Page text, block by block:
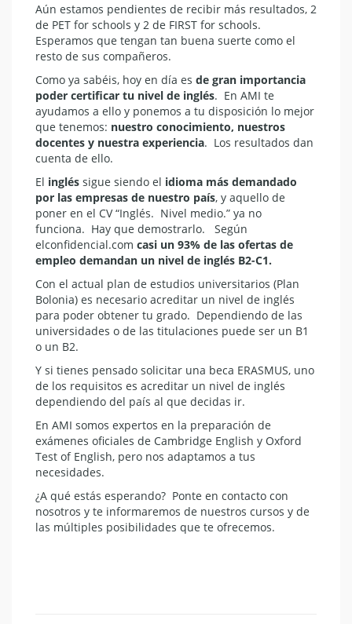
Aún estamos pendientes de recibir más resultados, 2
de PET for schools y 2 de FIRST for schools.
Esperamos que tengan tan buena suerte como el
resto de sus compañeros.
Como ya sabéis, hoy en día es de gran importancia
poder certificar tu nivel de inglés. En AMI te
ayudamos a ello y ponemos a tu disposición lo mejor
que tenemos: nuestro conocimiento, nuestros
docentes y nuestra experiencia. Los resultados dan
cuenta de ello.
El inglés sigue siendo el idioma más demandado
por las empresas de nuestro país, y aquello de
poner en el CV “Inglés. Nivel medio.” ya no
funciona. Hay que demostrarlo. Según
elconfidencial.com casi un 93% de las ofertas de
empleo demandan un nivel de inglés B2-C1.
Con el actual plan de estudios universitarios (Plan
Bolonia) es necesario acreditar un nivel de inglés
para poder obtener tu grado. Dependiendo de las
universidades o de las titulaciones puede ser un B1
o un B2.
Y si tienes pensado solicitar una beca ERASMUS, uno
de los requisitos es acreditar un nivel de inglés
dependiendo del país al que decidas ir.
En AMI somos expertos en la preparación de
exámenes oficiales de Cambridge English y Oxford
Test of English, pero nos adaptamos a tus
necesidades.
¿A qué estás esperando? Ponte en contacto con
nosotros y te informaremos de nuestros cursos y de
las múltiples posibilidades que te ofrecemos.